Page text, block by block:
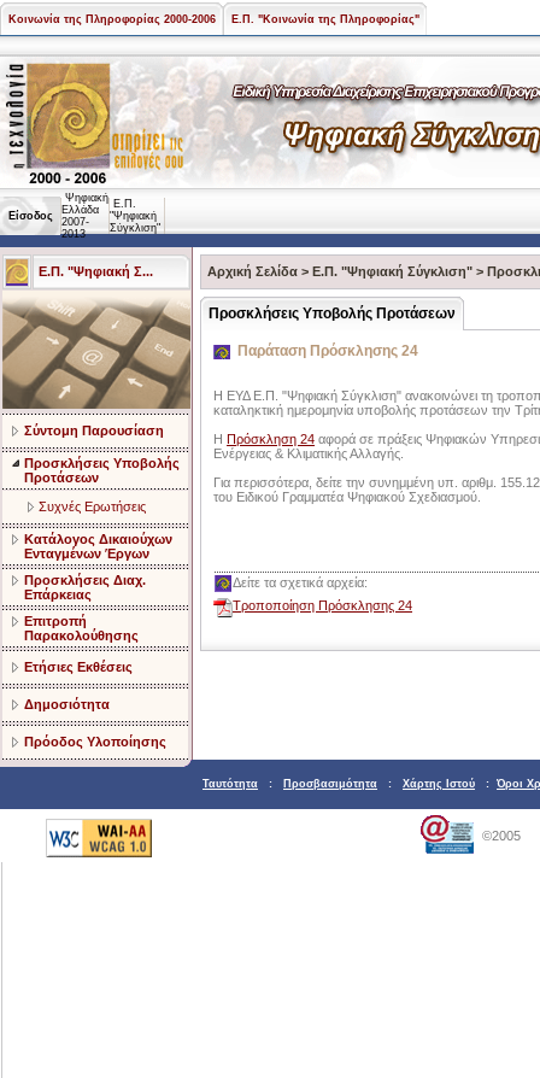
Κοινωνία της Πληροφορίας 2000-2006 Ε.Π. "Κοινωνία της Πληροφορίας"
Είσοδος
Ψηφιακή
Ελλάδα
2007-
2013
Ε.Π.
"Ψηφιακή
Σύγκλιση"
Ε.Π. "Ψηφιακή Σ...
Σύντομη Παρουσίαση
Προσκλήσεις Υποβολής
Προτάσεων
Συχνές Ερωτήσεις
Κατάλογος Δικαιούχων
Ενταγμένων Έργων
Προσκλήσεις Διαχ.
Επάρκειας
Επιτροπή
Παρακολούθησης
Ετήσιες Εκθέσεις
Δημοσιότητα
Πρόοδος Υλοποίησης
Αρχική Σελίδα > Ε.Π. "Ψηφιακή Σύγκλιση" >
Προσκλήσεις Υποβολής Προτάσεων
Παράταση Πρόσκλησης 24
Η ΕΥΔ Ε.Π. "Ψηφιακή Σύγκλιση" ανακοινώνει τη
καταληκτική ημερομηνία υποβολής προτάσεων την
Η Πρόσκληση 24 αφορά σε πράξεις Ψηφιακών
Ενέργειας & Κλιματικής Αλλαγής.
Για περισσότερα, δείτε την συνημμένη υπ. αριθμ.
του Ειδικού Γραμματέα Ψηφιακού Σχεδιασμού.
Δείτε τα σχετικά αρχεία:
Τροποποίηση Πρόσκλησης 24
Ταυτότητα : Προσβασιμότητα : Χάρτης Ιστού : Όροι
©2005